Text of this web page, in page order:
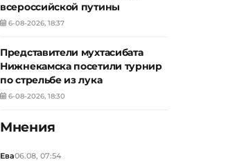
всероссийской путины
6-08-2026, 18:37
Представители мухтасибата
Нижнекамска посетили турнир
по стрельбе из лука
6-08-2026, 18:30
Мнения
Ева06.08, 07:54